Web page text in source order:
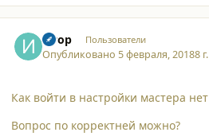
Игор Пользователи
Опубликовано 5 февраля, 20188 г.
Как войти в настройки мастера нет
Вопрос по корректней можно?